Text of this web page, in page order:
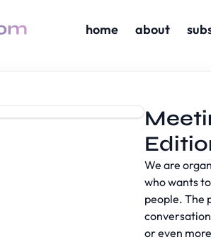
home about
We are
who wants
people. The
or even